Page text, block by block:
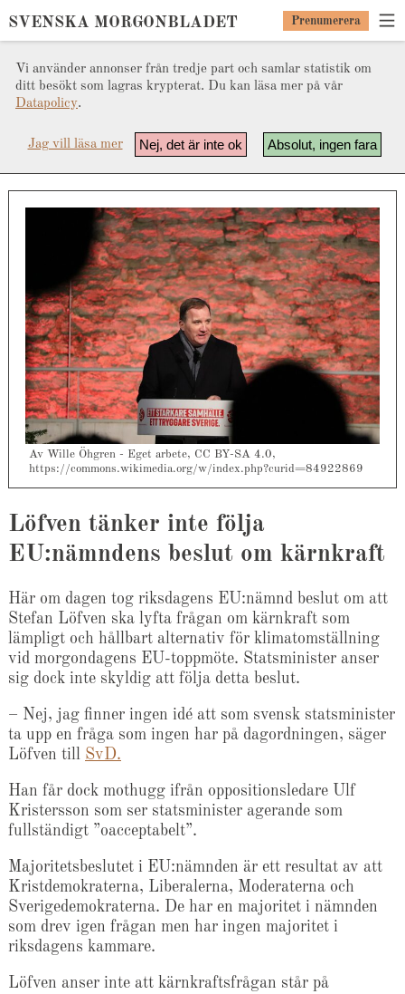
Vi använder annonser från tredje part och samlar statistik om
ditt besökt som lagras krypterat. Du kan läsa mer på vår
Datapolicy.
Absolut, ingen fara
Nej, det är inte ok
Jag vill läsa mer
SVENSKA MORGONBLADET Prenumerera
Av Wille Öhgren - Eget arbete, CC BY-SA 4.0,
https://commons.wikimedia.org/w/index.php?curid=84922869
Löfven tänker inte följa
EU:nämndens beslut om kärnkraft
Här om dagen tog riksdagens EU:nämnd beslut om att
Stefan Löfven ska lyfta frågan om kärnkraft som
lämpligt och hållbart alternativ för klimatomställning
vid morgondagens EU-toppmöte. Statsminister anser
sig dock inte skyldig att följa detta beslut.
– Nej, jag finner ingen idé att som svensk statsminister
ta upp en fråga som ingen har på dagordningen, säger
Löfven till SvD.
Han får dock mothugg ifrån oppositionsledare Ulf
Kristersson som ser statsminister agerande som
fullständigt ”oacceptabelt”.
Majoritetsbeslutet i EU:nämnden är ett resultat av att
Kristdemokraterna, Liberalerna, Moderaterna och
Sverigedemokraterna. De har en majoritet i nämnden
som drev igen frågan men har ingen majoritet i
riksdagens kammare.
Löfven anser inte att kärnkraftsfrågan står på